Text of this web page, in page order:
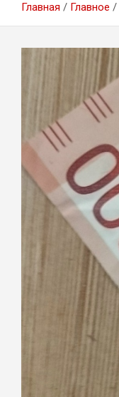
Главная Главное